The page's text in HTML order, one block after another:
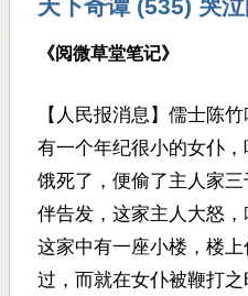
天下奇谭 (535) 哭
《阅微草堂笔记》
【人民报消息】儒士陈
有一个年纪很小的女仆
饿死了，便偷了主人家
伴告发，这家主人大怒，
这家中有一座小楼，楼
过，而就在女仆被鞭打之